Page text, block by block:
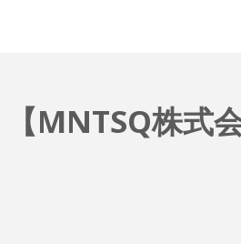
【MNTSQ株